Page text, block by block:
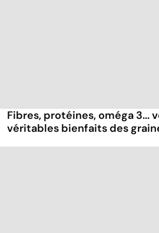
Fibres, protéines, oméga 3...
véritables bienfaits des